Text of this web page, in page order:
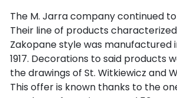
The M. Jarra company continued
Their line of products
Zakopane style was manufactured
1917. Decorations to said products
the drawings of St. Witkiewicz and
This offer is known thanks to the